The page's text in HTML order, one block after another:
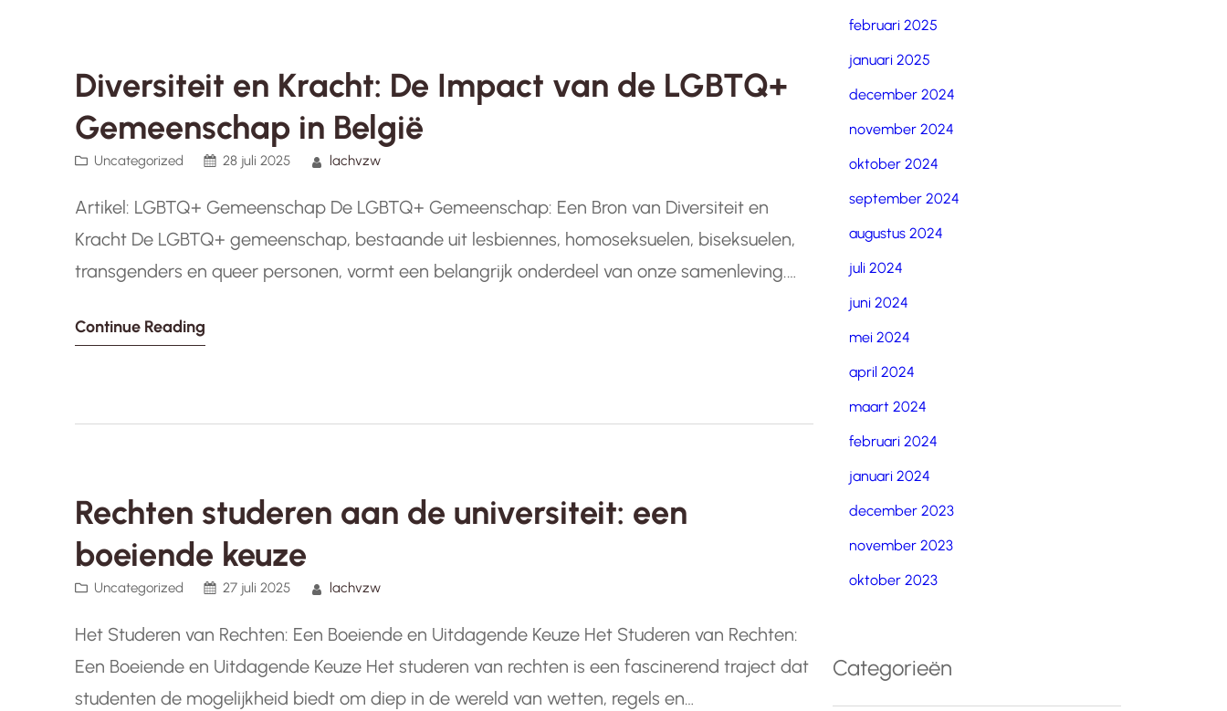
Diversiteit en Kracht: De Impact van de LGBTQ+
Gemeenschap in België
Uncategorized 28 juli 2025 lachvzw
Artikel: LGBTQ+ Gemeenschap De LGBTQ+ Gemeenschap: Een Bron van Diversiteit en
Kracht De LGBTQ+ gemeenschap, bestaande uit lesbiennes, homoseksuelen, biseksuelen,
transgenders en queer personen, vormt een belangrijk onderdeel van onze samenleving.
genderidentiteiten samen, maar ook een rijke verscheidenheid aan ervaringen,
Continue Reading
Rechten studeren aan de universiteit: een
boeiende keuze
Uncategorized 27 juli 2025 lachvzw
Het Studeren van Rechten: Een Boeiende en Uitdagende Keuze Het Studeren van Rechten:
Een Boeiende en Uitdagende Keuze Het studeren van rechten is een fascinerend traject dat
studenten de mogelijkheid biedt om diep in de wereld van wetten, regels en
februari 2025
januari 2025
december 2024
november 2024
oktober 2024
september 2024
augustus 2024
juli 2024
juni 2024
mei 2024
april 2024
maart 2024
februari 2024
januari 2024
december 2023
november 2023
oktober 2023
Categorieën